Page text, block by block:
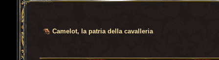
Camelot, la patria della cavalleria